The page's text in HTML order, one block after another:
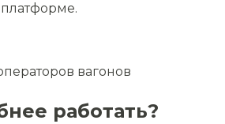
платформе.
вагонов
работать?